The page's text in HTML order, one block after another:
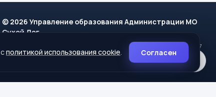
© 2026 Управление образования Администрации МО
Сухой Лог
624800, Свердловская область, г. Сухой Лог, ул. Кирова, дом 7
Политика cookie
политикой использования cookie. Согласен